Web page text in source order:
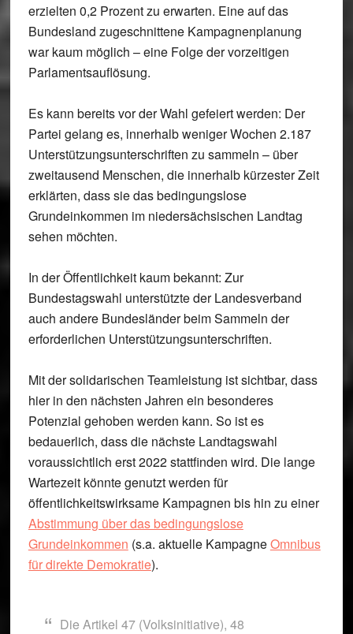
erzielten 0,2 Prozent zu erwarten. Eine auf das
Bundesland zugeschnittene Kampagnenplanung
war kaum möglich – eine Folge der vorzeitigen
Parlamentsauflösung.
Es kann bereits vor der Wahl gefeiert werden: Der
Partei gelang es, innerhalb weniger Wochen 2.187
Unterstützungsunterschriften zu sammeln – über
zweitausend Menschen, die innerhalb kürzester Zeit
erklärten, dass sie das bedingungslose
Grundeinkommen im niedersächsischen Landtag
sehen möchten.
In der Öffentlichkeit kaum bekannt: Zur
Bundestagswahl unterstützte der Landesverband
auch andere Bundesländer beim Sammeln der
erforderlichen Unterstützungsunterschriften.
Mit der solidarischen Teamleistung ist sichtbar, dass
hier in den nächsten Jahren ein besonderes
Potenzial gehoben werden kann. So ist es
bedauerlich, dass die nächste Landtagswahl
voraussichtlich erst 2022 stattfinden wird. Die lange
Wartezeit könnte genutzt werden für
öffentlichkeitswirksame Kampagnen bis hin zu einer
Abstimmung über das bedingungslose
Grundeinkommen (s.a. aktuelle KampagneOmnibus
für direkte Demokratie).
Die Artikel 47 (Volksinitiative), 48